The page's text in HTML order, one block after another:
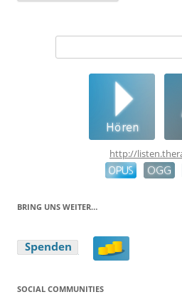
http://
BRING UNS WEITER…
SOCIAL COMMUNITIES